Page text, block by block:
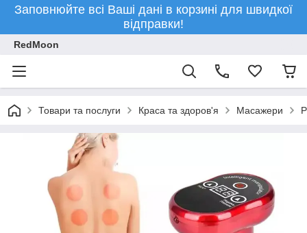
Заповнюйте всі Ваші дані в корзині для швидкої
відправки!
RedMoon
Товари та послуги Краса та здоров'я Масажери